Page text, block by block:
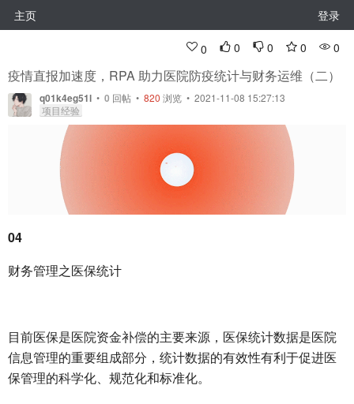
主页 登录
0 0 0 0 0
疫情直报加速度，RPA 助力医院防疫统计与财务运维（二）
q01k4eg51l • 0 回帖 • 820 浏览 • 2021-11-08 15:27:13
项目经验
04
财务管理之医保统计
目前医保是医院资金补偿的主要来源，医保统计数据是医院
信息管理的重要组成部分，统计数据的有效性有利于促进医
保管理的科学化、规范化和标准化。